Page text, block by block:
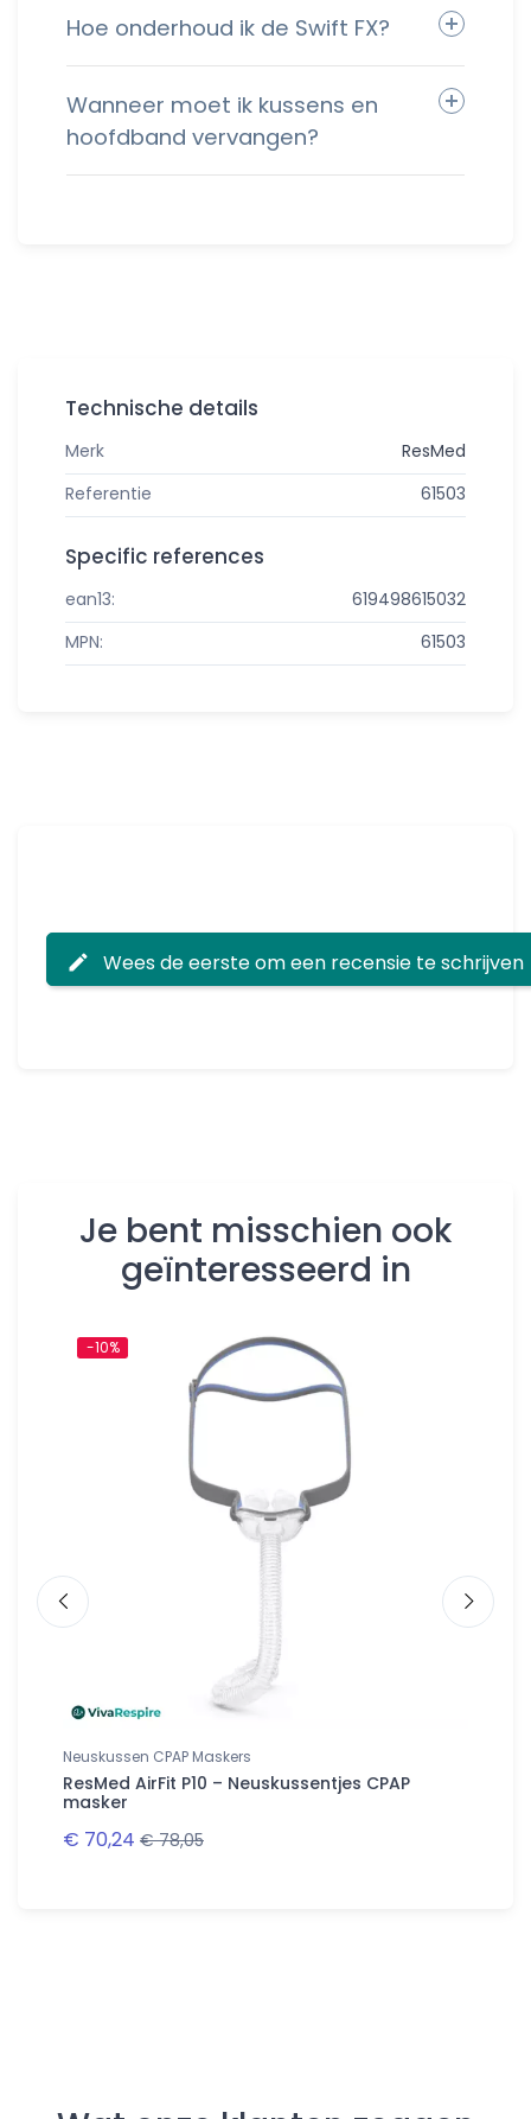
Hoe onderhoud ik de Swift FX?
Wanneer moet ik kussens en
hoofdband vervangen?
Technische details
Merk
ResMed
Referentie
61503
Specific references
ean13:
619498615032
MPN:
61503
Wees de eerste om een recensie te schrijven
Je bent misschien ook
geïnteresseerd in
-10%
Neuskussen CPAP Maskers
ResMed AirFit P10 – Neuskussentjes CPAP
masker
€ 70,24 € 78,05